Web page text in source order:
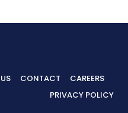
CONTACT
CAREERS
PRIVACY POLICY